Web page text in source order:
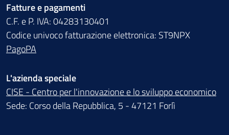
Fatture e pagamenti
C.F. e P. IVA: 04283130401
Codice univoco fatturazione elettronica: ST9NPX
PagoPA
L'azienda speciale
CISE - Centro per l'innovazione e lo sviluppo economico
Sede: Corso della Repubblica, 5 - 47121 Forlì